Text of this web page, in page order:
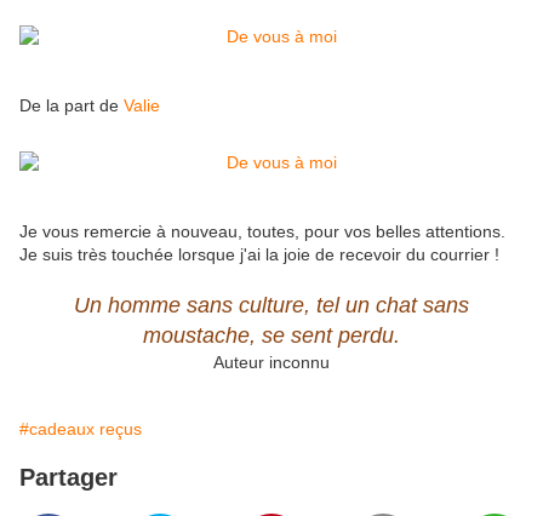
De la part de Valie
Je vous remercie à nouveau, toutes, pour vos belles attentions.
Je suis très touchée lorsque j'ai la joie de recevoir du courrier !
Un homme sans culture, tel un chat sans
moustache, se sent perdu.
Auteur inconnu
#cadeaux reçus
Partager